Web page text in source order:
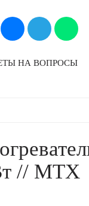
НА ВОПРОСЫ
// MTX